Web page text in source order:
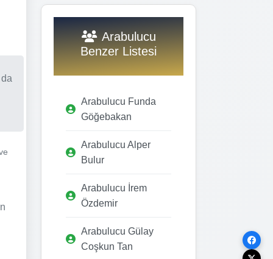
Arabulucu
Benzer Listesi
Arabulucu Funda
Göğebakan
Arabulucu Alper
Bulur
Arabulucu İrem
Özdemir
Arabulucu Gülay
Coşkun Tan